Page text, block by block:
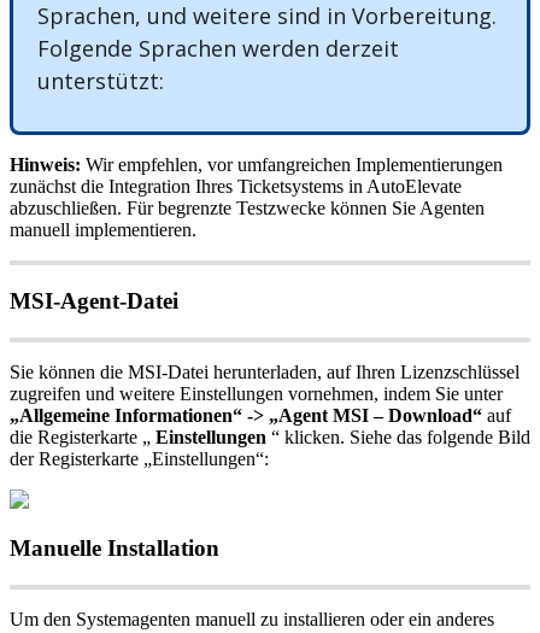
Sprachen, und weitere sind in Vorbereitung.
Folgende Sprachen werden derzeit
unterstützt:
Hinweis: Wir empfehlen, vor umfangreichen Implementierungen
zunächst die Integration Ihres Ticketsystems in AutoElevate
abzuschließen. Für begrenzte Testzwecke können Sie Agenten
manuell implementieren.
MSI-Agent-Datei
Sie können die MSI-Datei herunterladen, auf Ihren Lizenzschlüssel
zugreifen und weitere Einstellungen vornehmen, indem Sie unter
„Allgemeine Informationen“ -> „Agent MSI – Download“ auf
die Registerkarte „ Einstellungen “ klicken. Siehe das folgende Bild
der Registerkarte „Einstellungen“:
Manuelle Installation
Um den Systemagenten manuell zu installieren oder ein anderes